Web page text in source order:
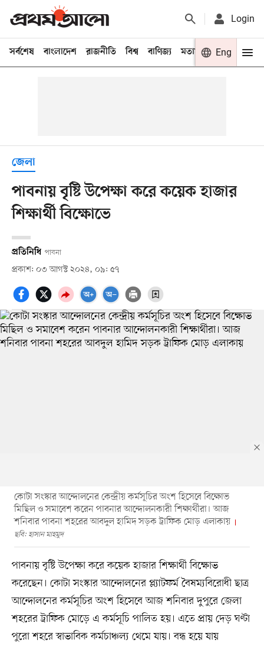
Login
সর্বশেষ বাংলাদেশ রাজনীতি বিশ্ব বাণিজ্য মতামত খেলা
Eng
জেলা
পাবনায় বৃষ্টি উপেক্ষা করে কয়েক হাজার
শিক্ষার্থী বিক্ষোভে
প্রতিনিধি পাবনা
প্রকাশ: ০৩ আগস্ট ২০২৪, ০৯: ৫৭
কোটা সংস্কার আন্দোলনের কেন্দ্রীয় কর্মসূচির অংশ হিসেবে বিক্ষোভ
মিছিল ও সমাবেশ করেন পাবনার আন্দোলনকারী শিক্ষার্থীরা। আজ
শনিবার পাবনা শহরের আবদুল হামিদ সড়ক ট্রাফিক মোড় এলাকায়
ছবি: হাসান মাহমুদ
পাবনায় বৃষ্টি উপেক্ষা করে কয়েক হাজার শিক্ষার্থী বিক্ষোভ
করেছেন। কোটা সংস্কার আন্দোলনের প্ল্যাটফর্ম বৈষম্যবিরোধী ছাত্র
আন্দোলনের কর্মসূচির অংশ হিসেবে আজ শনিবার দুপুরে জেলা
শহরের ট্রাফিক মোড়ে এ কর্মসূচি পালিত হয়। এতে প্রায় দেড় ঘণ্টা
পুরো শহরে স্বাভাবিক কর্মচাঞ্চল্য থেমে যায়। বন্ধ হয়ে যায়